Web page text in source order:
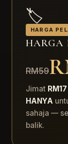
🏷️
HARGA
HARGA
RM59
Jimat RM17
HANYA
sahaja —
balik.